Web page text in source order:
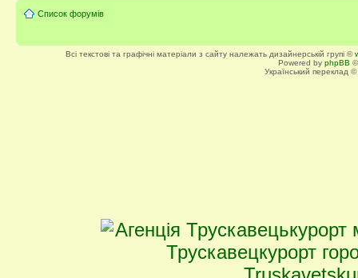
Список форумів
Всі текстові та графічні матеріали з сайту належать дизайнерській групі ©
Powered by phpBB
Український переклад